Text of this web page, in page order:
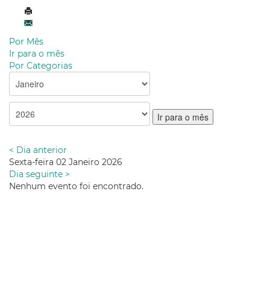
Por Mês
Ir para o mês
Por Categorias
Ir para o mês
< Dia anterior
Sexta-feira 02 Janeiro 2026
Dia seguinte >
Nenhum evento foi encontrado.